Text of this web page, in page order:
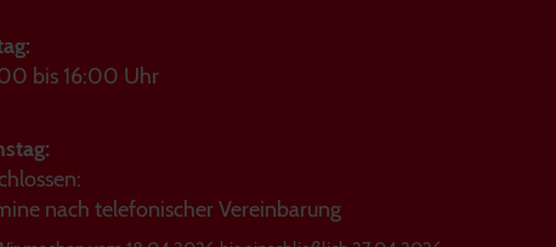
bis 16:00 Uhr
nach telefonischer Vereinbarung